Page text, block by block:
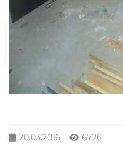
20.03.2016 6726